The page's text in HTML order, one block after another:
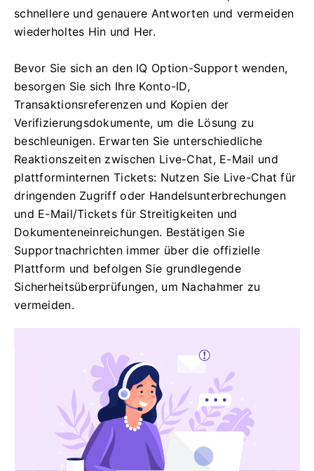
schnellere und genauere Antworten und vermeiden
wiederholtes Hin und Her.
Bevor Sie sich an den IQ Option-Support wenden,
besorgen Sie sich Ihre Konto-ID,
Transaktionsreferenzen und Kopien der
Verifizierungsdokumente, um die Lösung zu
beschleunigen. Erwarten Sie unterschiedliche
Reaktionszeiten zwischen Live-Chat, E-Mail und
plattforminternen Tickets: Nutzen Sie Live-Chat für
dringenden Zugriff oder Handelsunterbrechungen
und E-Mail/Tickets für Streitigkeiten und
Dokumenteneinreichungen. Bestätigen Sie
Supportnachrichten immer über die offizielle
Plattform und befolgen Sie grundlegende
Sicherheitsüberprüfungen, um Nachahmer zu
vermeiden.